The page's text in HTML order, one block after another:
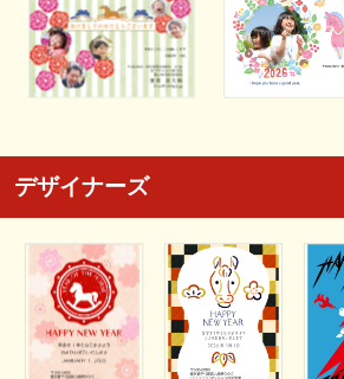
デザイナーズ